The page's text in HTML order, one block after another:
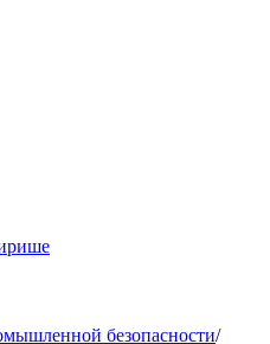
безопасности/